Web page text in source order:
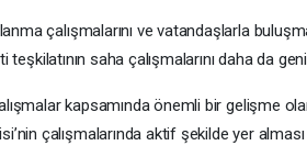
çalışmalarını ve vatandaşlarla
saha çalışmalarını daha da
kapsamında önemli bir gelişme
çalışmalarında aktif şekilde yer alması